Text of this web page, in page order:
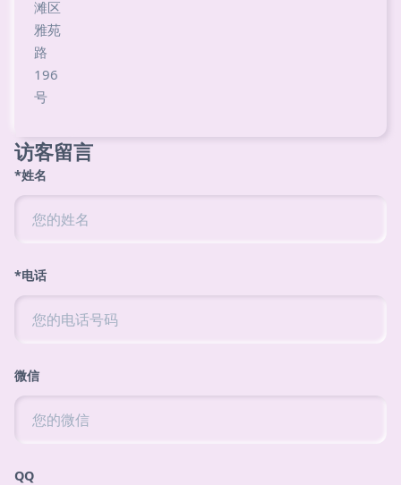
滩区
雅苑
路
196
号
访客留言
*姓名
*电话
微信
QQ